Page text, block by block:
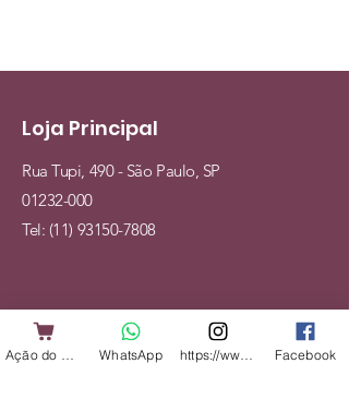
Loja Principal
Rua Tupi, 490 - São Paulo, SP
01232-000
Tel: (11) 93150-7808
Mapa do Site
WhatsApp Facebook